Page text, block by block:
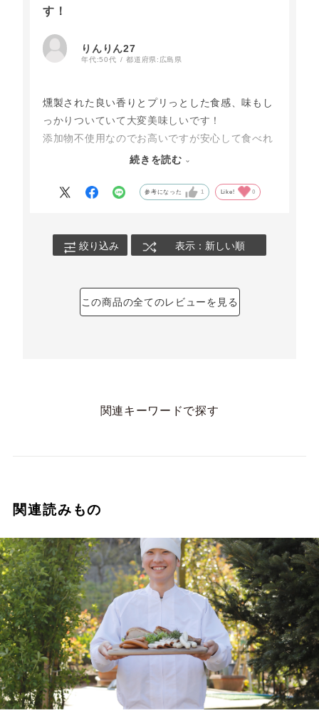
す！
りんりん27
年代:50代 都道府県: 広島県
燻製された良い香りとプリっとした食感、味もし
っかりついていて大変美味しいです！
添加物不使用なのでお高いですが安心して食べれ
るので定期的に購入しています。脂質も控えめな
たが、こちらの燻製タイプが一番好きです！
続きを読む
参考になった 1 Like! 0
絞り込み 表示：新しい順
この商品の全てのレビューを見る
関連キーワードで探す
関連読みもの